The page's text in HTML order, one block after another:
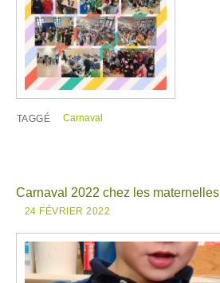
TAGGÉ Carnaval
Carnaval 2022 chez les maternelles
24 FÉVRIER 2022